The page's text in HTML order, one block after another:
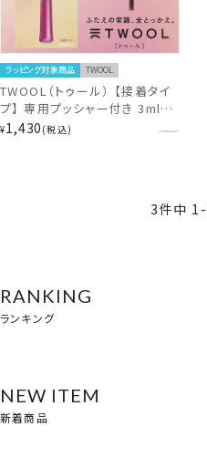
ラッピング対象商品 TWOOL
TWOOL（トゥール） 【接着タイ
プ】 専用プッシャー付き 3ml
TL43693 二重形成 アイグッズ
¥1,430 税込
3件中 1 -
RANKING
ランキング
NEW ITEM
新着商品